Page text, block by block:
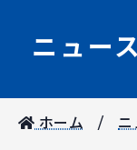
ニュース
ホーム ニ